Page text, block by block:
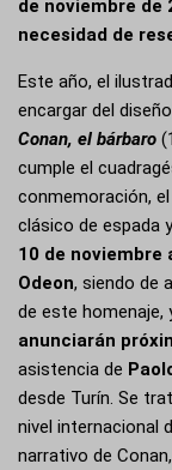
de noviembre de
necesidad de
Este año, el
encargar del
Conan, el bárbaro
cumple el
conmemoración,
clásico de espada
10 de noviembre
Odeon, siendo de
de este homenaje,
anunciarán
asistencia de
desde Turín. Se
nivel internacional
narrativo de